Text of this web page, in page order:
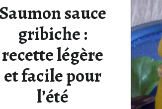
Saumon sauce
gribiche :
recette légère
et facile pour
l’été